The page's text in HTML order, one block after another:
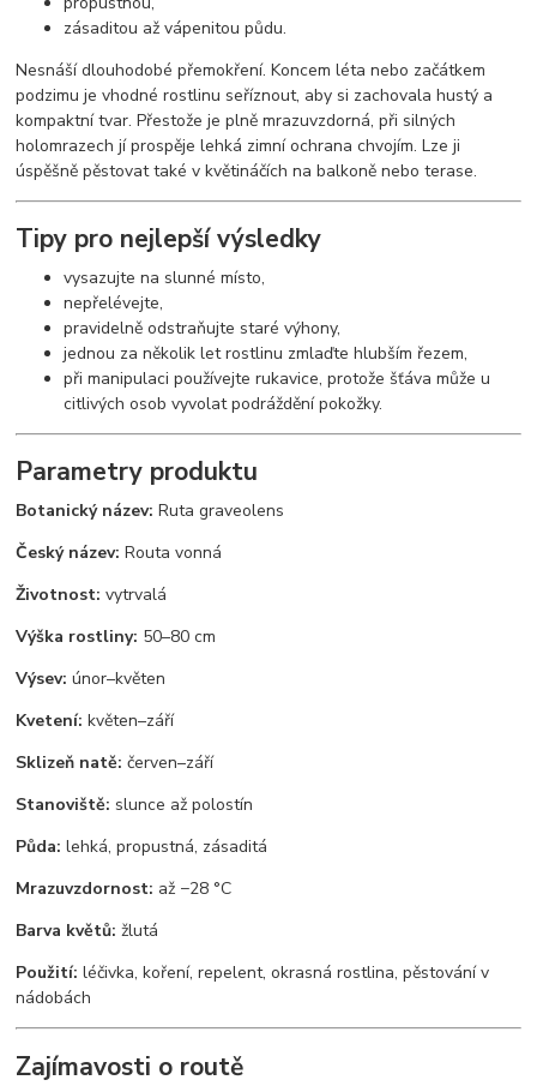
zásaditou až vápenitou půdu.
Nesnáší dlouhodobé přemokření. Koncem léta nebo začátkem
podzimu je vhodné rostlinu seříznout, aby si zachovala hustý a
kompaktní tvar. Přestože je plně mrazuvzdorná, při silných
holomrazech jí prospěje lehká zimní ochrana chvojím. Lze ji
úspěšně pěstovat také v květináčích na balkoně nebo terase.
Tipy pro nejlepší výsledky
vysazujte na slunné místo,
nepřelévejte,
pravidelně odstraňujte staré výhony,
jednou za několik let rostlinu zmlaďte hlubším řezem,
při manipulaci používejte rukavice, protože šťáva může u
citlivých osob vyvolat podráždění pokožky.
Parametry produktu
Botanický název: Ruta graveolens
Český název: Routa vonná
Životnost: vytrvalá
Výška rostliny: 50–80 cm
Výsev: únor–květen
Kvetení: květen–září
Sklizeň natě: červen–září
Stanoviště: slunce až polostín
Půda: lehká, propustná, zásaditá
Mrazuvzdornost: až −28 °C
Barva květů: žlutá
Použití: léčivka, koření, repelent, okrasná rostlina, pěstování v
nádobách
Zajímavosti o routě